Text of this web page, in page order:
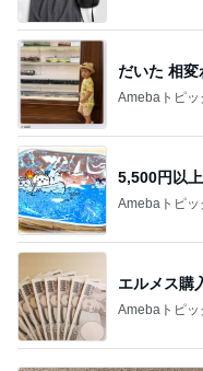
だいた 相
Amebaトピッ
5,500円以
Amebaトピッ
エルメス購
Amebaトピッ